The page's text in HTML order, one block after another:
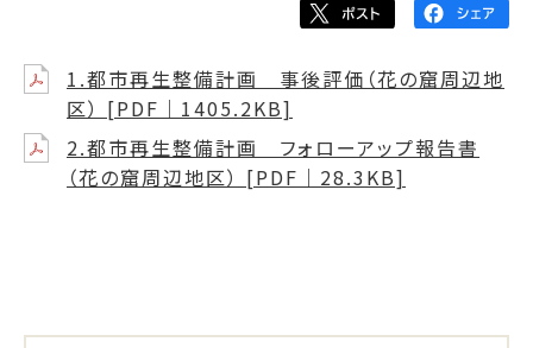
1.都市再生整備計画 事後評価（花の窟周辺地
区） [PDF｜1405.2KB]
2.都市再生整備計画 フォローアップ報告書
（花の窟周辺地区） [PDF｜28.3KB]